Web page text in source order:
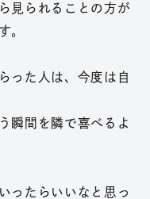
見られることの方が
。
った人は、今度は自
瞬間を隣で喜べるよ
ったらいいなと思っ